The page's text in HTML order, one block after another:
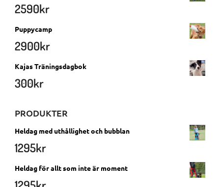
2590kr
Puppycamp
2900kr
Kajas Träningsdagbok
300kr
PRODUKTER
Heldag med uthållighet och bubblan
1295kr
Heldag för allt som inte är moment